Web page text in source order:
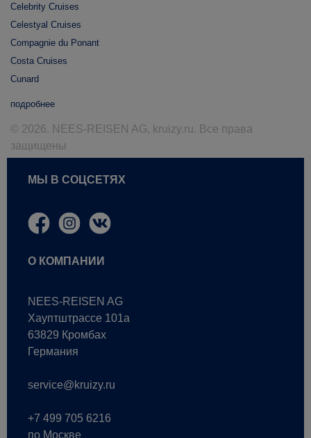
Celebrity Cruises
Celestyal Cruises
Compagnie du Ponant
Costa Cruises
Cunard
подробнее
© 2026. NEES-REISEN AG, kruizy.ru. Все права
защищены
МЫ В СОЦСЕТЯХ
О КОМПАНИИ
NEES-REISEN AG
Хауптштрассе 101a
63829 Кромбах
Германия
service@kruizy.ru
+7 499 705 6216
по Москве